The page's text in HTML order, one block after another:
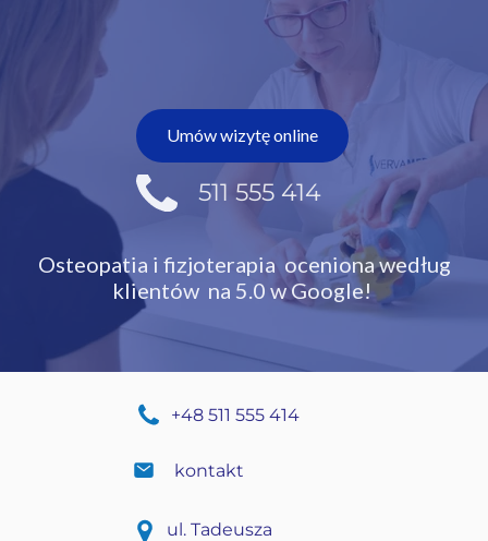
kontakt
511 555 414
Osteopatia i fizjoterapia ocenionawedług
klientów na 5.0 w Google!
Umów wizytę online
+48 511 555 414
ul. Tadeusza